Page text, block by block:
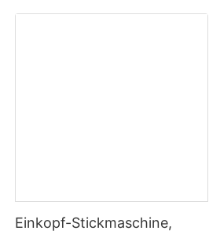
Einkopf-Stickmaschine,